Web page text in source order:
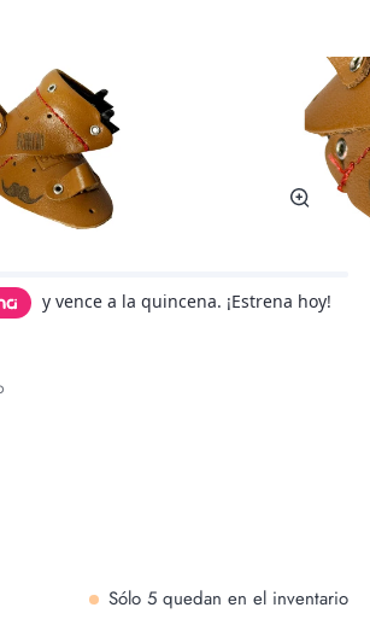
y vence a la quincena. ¡Estrena hoy!
Sólo 5 quedan en el inventario